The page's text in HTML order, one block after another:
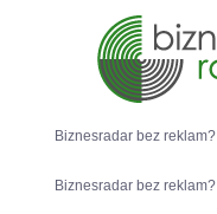
Biznesradar bez reklam?
Biznesradar bez reklam?